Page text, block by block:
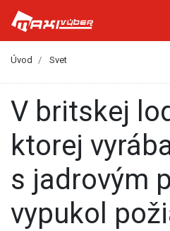
Úvod Svet
V britskej lodenici, v
ktorej
s jadrovým
vypukol